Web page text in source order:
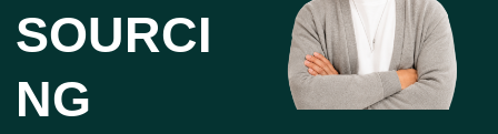
SOURCI
NG